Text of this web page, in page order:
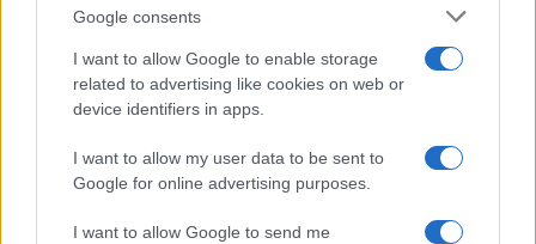
Google consents
I want to allow Google to enable storage
related to advertising like cookies on web or
device identifiers in apps.
I want to allow my user data to be sent to
Google for online advertising purposes.
I want to allow Google to send me
b
o
o
te
r
re
st A
p
p
Prossimo articolo
NOTIZIE RECENTI
Le previsioni meteo per il weekend a Olbia e in